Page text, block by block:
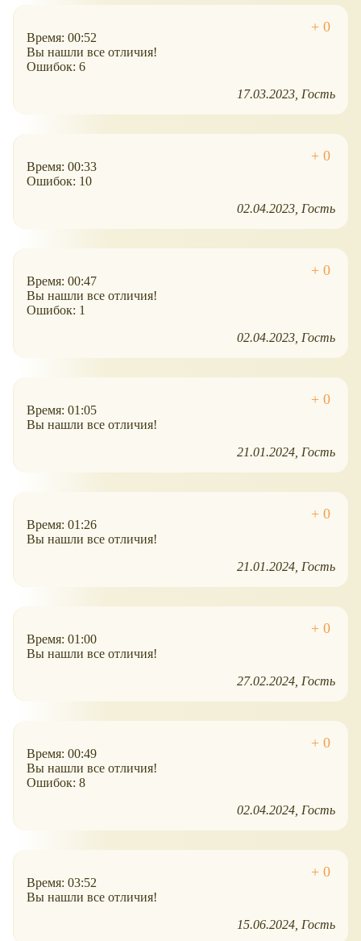
Время: 00:52
Вы нашли все отличия!
Ошибок: 6
17.03.2023 Гость
Время: 00:33
Ошибок: 10
02.04.2023 Гость
Время: 00:47
Вы нашли все отличия!
Ошибок: 1
02.04.2023 Гость
Время: 01:05
Вы нашли все отличия!
21.01.2024 Гость
Время: 01:26
Вы нашли все отличия!
21.01.2024 Гость
Время: 01:00
Вы нашли все отличия!
27.02.2024 Гость
Время: 00:49
Вы нашли все отличия!
Ошибок: 8
02.04.2024 Гость
Время: 03:52
Вы нашли все отличия!
15.06.2024 Гость